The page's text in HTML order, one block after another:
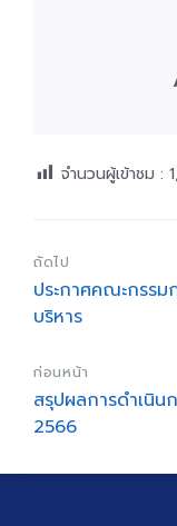
จำนวนผู้เข้าชม :
ถัดไป
ประกาศคณะกรร
บริหาร
ก่อนหน้า
สรุปผลการดำเนิ
2566